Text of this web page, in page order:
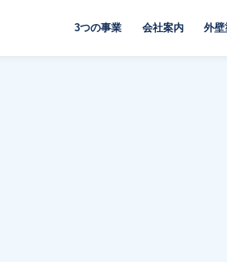
3つの事業 会社案内 外壁